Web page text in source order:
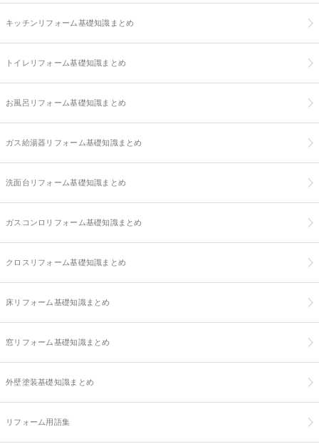
キッチンリフォーム基礎知識まとめ
トイレリフォーム基礎知識まとめ
お風呂リフォーム基礎知識まとめ
ガス給湯器リフォーム基礎知識まとめ
洗面台リフォーム基礎知識まとめ
ガスコンロリフォーム基礎知識まとめ
クロスリフォーム基礎知識まとめ
床リフォーム基礎知識まとめ
窓リフォーム基礎知識まとめ
外壁塗装基礎知識まとめ
リフォーム用語集